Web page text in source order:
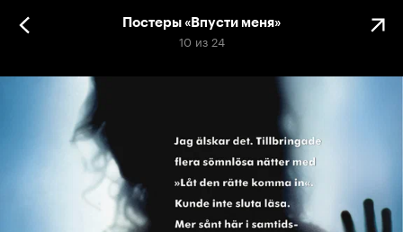
Постеры «Впусти меня»
10 из 24